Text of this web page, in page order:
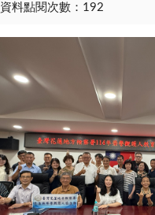
資料點閱次數：192